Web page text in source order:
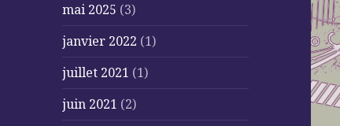
mai 2025 (3)
janvier 2022 (1)
juillet 2021 (1)
juin 2021 (2)